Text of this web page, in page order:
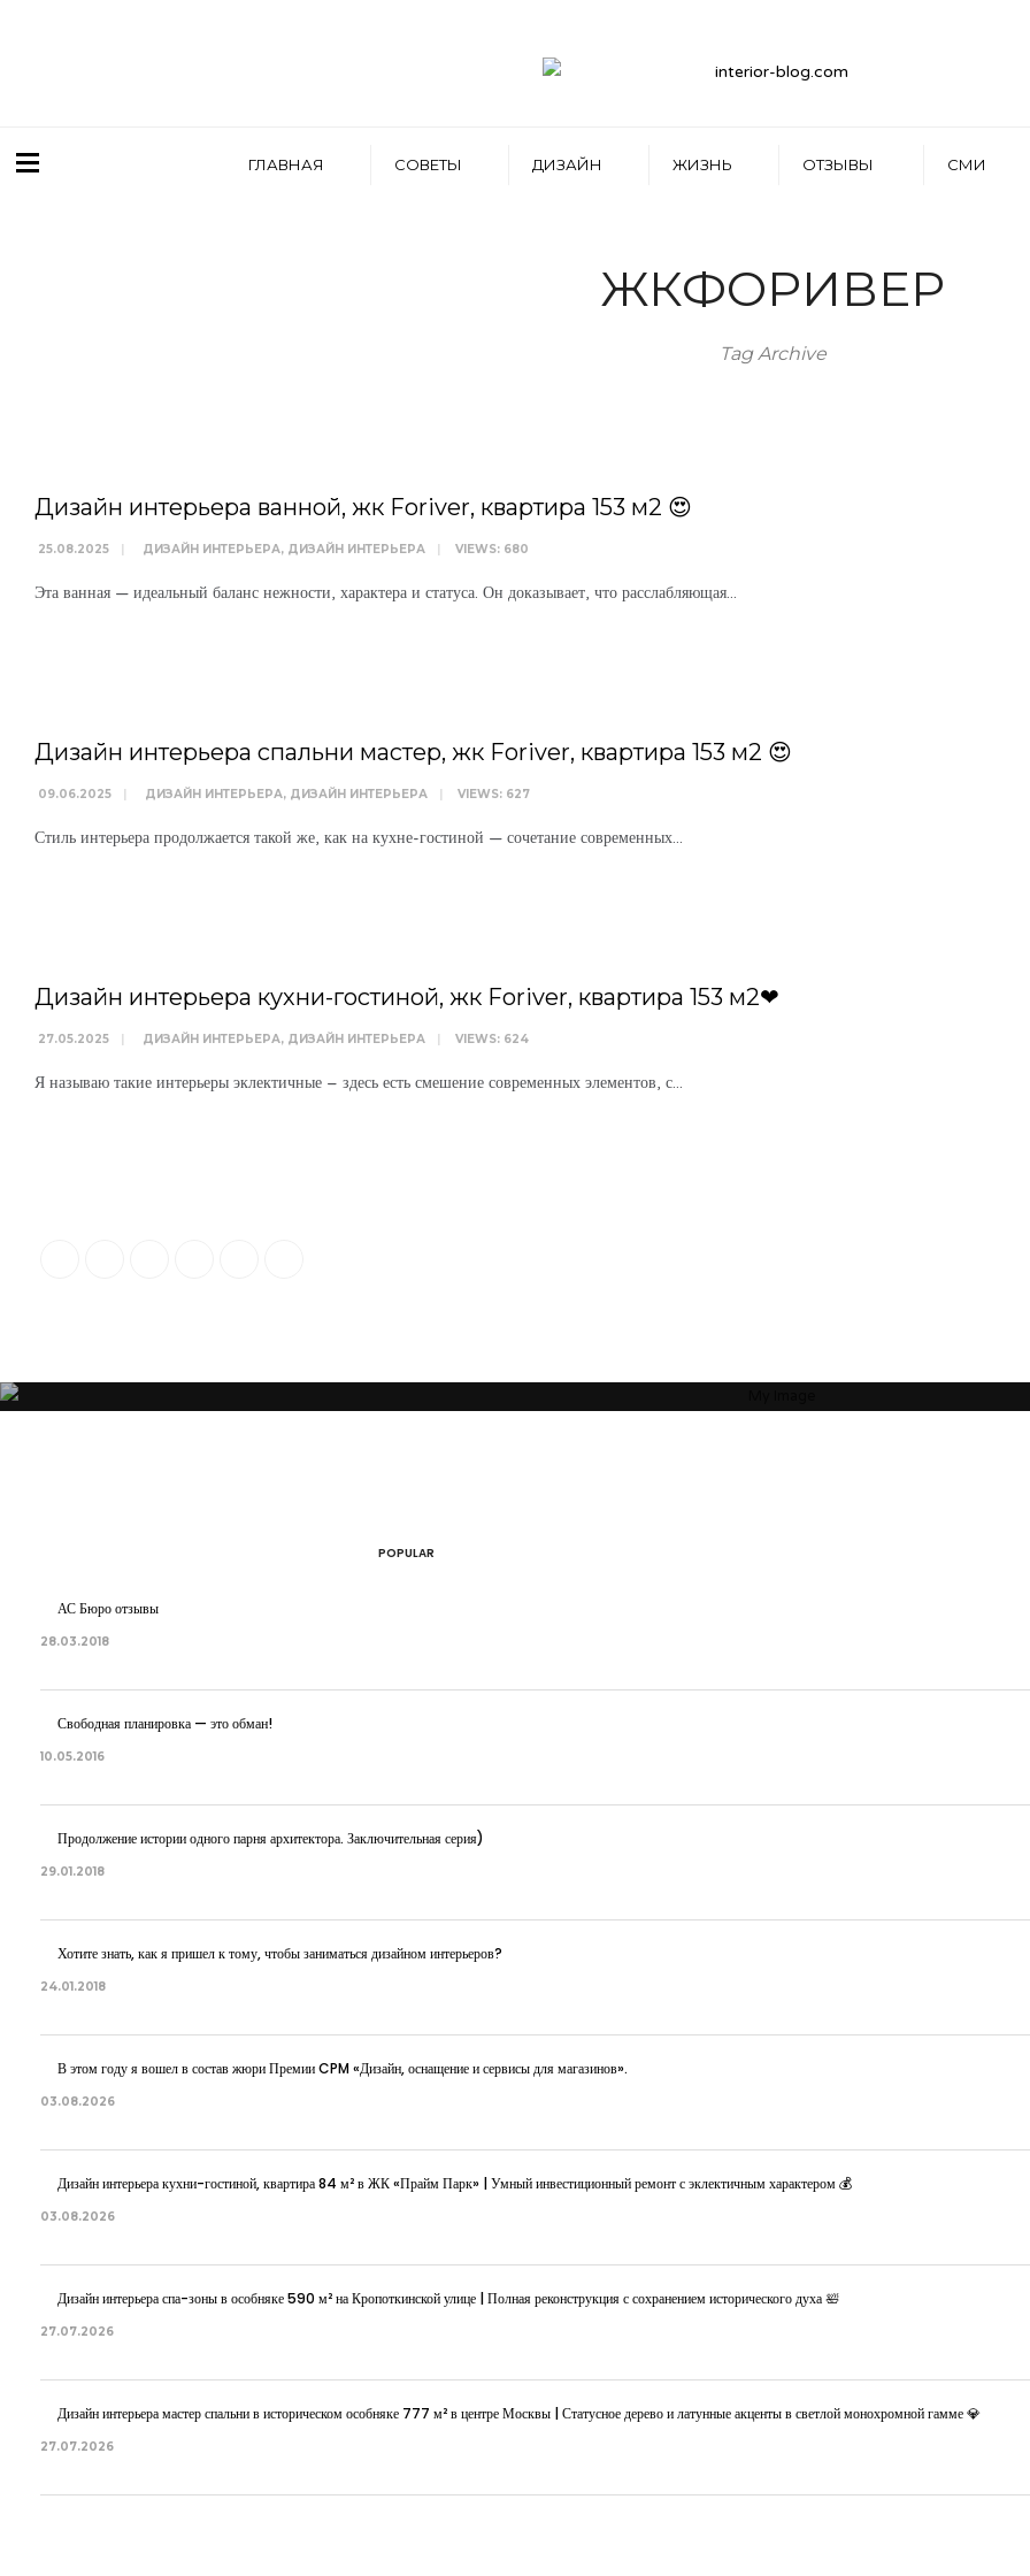
ГЛАВНАЯ СОВЕТЫ ДИЗАЙН ЖИЗНЬ ОТЗЫВЫ СМИ
ЖКФОРИВЕР
Tag Archive
Дизайн интерьера ванной, жк Foriver, квартира 153 м2 😍
25.08.2025 | ДИЗАЙН ИНТЕРЬЕРА, ДИЗАЙН ИНТЕРЬЕРА | VIEWS: 680
Эта ванная — идеальный баланс нежности, характера и статуса. Он доказывает, что расслабляющая...
Дизайн интерьера спальни мастер, жк Foriver, квартира 153 м2 😍
09.06.2025 | ДИЗАЙН ИНТЕРЬЕРА, ДИЗАЙН ИНТЕРЬЕРА | VIEWS: 627
Стиль интерьера продолжается такой же, как на кухне-гостиной — сочетание современных...
Дизайн интерьера кухни-гостиной, жк Foriver, квартира 153 м2❤
27.05.2025 | ДИЗАЙН ИНТЕРЬЕРА, ДИЗАЙН ИНТЕРЬЕРА | VIEWS: 624
Я называю такие интерьеры эклектичные – здесь есть смешение современных элементов, с...
POPULAR
АС Бюро отзывы
28.03.2018
Свободная планировка — это обман!
10.05.2016
Продолжение истории одного парня архитектора. Заключительная серия)
29.01.2018
Хотите знать, как я пришел к тому, чтобы заниматься дизайном интерьеров?
24.01.2018
В этом году я вошел в состав жюри Премии CPM «Дизайн, оснащение и сервисы для магазинов».
03.08.2026
Дизайн интерьера кухни-гостиной, квартира 84 м² в ЖК «Прайм Парк» | Умный инвестиционный ремонт с эклектичным характером 💰
03.08.2026
Дизайн интерьера спа-зоны в особняке 590 м² на Кропоткинской улице | Полная реконструкция с сохранением исторического духа 🛀
27.07.2026
Дизайн интерьера мастер спальни в историческом особняке 777 м² в центре Москвы | Статусное дерево и латунные акценты в светлой монохромной гамме 💎
27.07.2026